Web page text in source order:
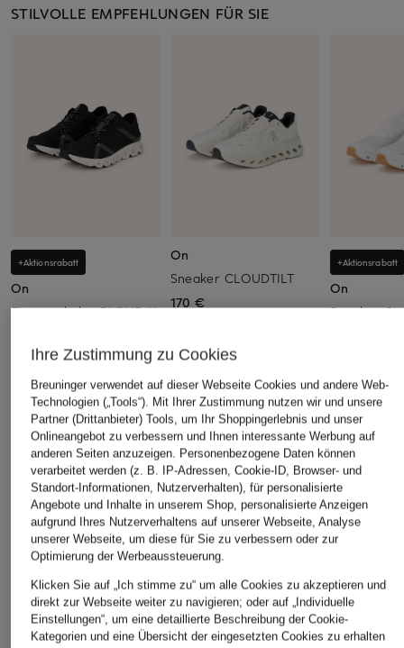
STILVOLLE EMPFEHLUNGEN FÜR SIE
+Aktionsrabatt
On
Fitnessschuhe CLOUD X
124,99 €
Bestpreis:106,24 €
Ursprünglich:160 €
On
Sneaker CLOUDTILT
170 €
+Aktionsrabatt
On
Sneaker
Bestpreis:
Ursprünglich:
ÄHNLICHE ARTIKEL ENTDECKEN
Ihre Zustimmung zu Cookies
Breuninger verwendet auf dieser Webseite Cookies und andere Web-
Technologien („Tools“). Mit Ihrer Zustimmung nutzen wir und unsere
Partner (Drittanbieter) Tools, um Ihr Shoppingerlebnis und unser
Onlineangebot zu verbessern und Ihnen interessante Werbung auf
anderen Seiten anzuzeigen. Personenbezogene Daten können
verarbeitet werden (z. B. IP-Adressen, Cookie-ID, Browser- und
Standort-Informationen, Nutzerverhalten), für personalisierte
Angebote und Inhalte in unserem Shop, personalisierte Anzeigen
aufgrund Ihres Nutzerverhaltens auf unserer Webseite, Analyse
unserer Webseite, um diese für Sie zu verbessern oder zur
Optimierung der Werbeaussteuerung.
Klicken Sie auf „Ich stimme zu“ um alle Cookies zu akzeptieren und
direkt zur Webseite weiter zu navigieren; oder auf „Individuelle
Einstellungen“, um eine detaillierte Beschreibung der Cookie-
Kategorien und eine Übersicht der eingesetzten Cookies zu erhalten